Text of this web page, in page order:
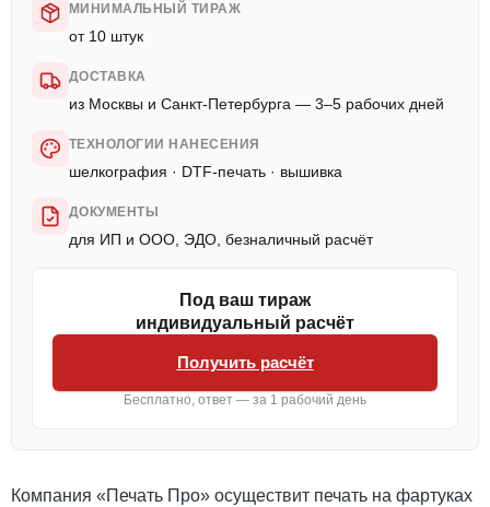
МИНИМАЛЬНЫЙ ТИРАЖ
от 10 штук
ДОСТАВКА
из Москвы и Санкт-Петербурга — 3–5 рабочих дней
ТЕХНОЛОГИИ НАНЕСЕНИЯ
шелкография · DTF-печать · вышивка
ДОКУМЕНТЫ
для ИП и ООО, ЭДО, безналичный расчёт
Под ваш тираж
индивидуальный расчёт
Получить расчёт
Бесплатно, ответ — за 1 рабочий день
Компания «Печать Про» осуществит печать на фартуках